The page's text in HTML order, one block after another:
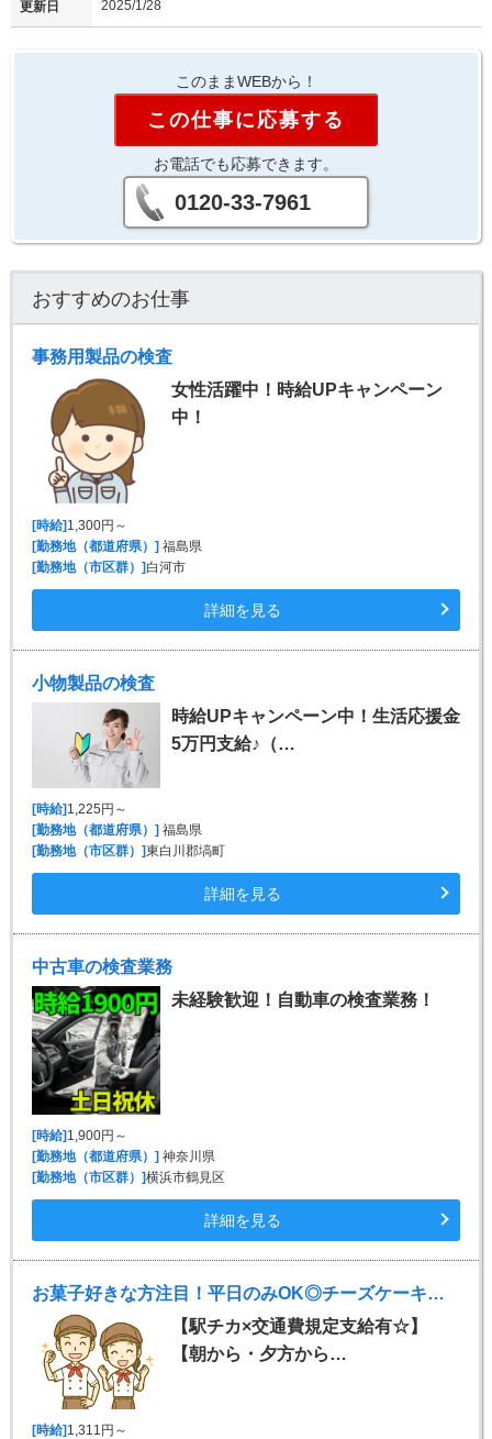
更新日 2025/1/28
このままWEBから！
この仕事に応募する
お電話でも応募できます。
0120-33-7961
おすすめのお仕事
事務用製品の検査
女性活躍中！時給UPキャンペーン
中！
[時給] 1,300円～
[勤務地（都道府県）] 福島県
[勤務地（市区群）] 白河市
詳細を見る
小物製品の検査
時給UPキャンペーン中！生活応援金
5万円支給♪（…
[時給] 1,225円～
[勤務地（都道府県）] 福島県
[勤務地（市区群）]東白川郡塙町
詳細を見る
中古車の検査業務
未経験歓迎！自動車の検査業務！
[時給] 1,900円～
[勤務地（都道府県）] 神奈川県
[勤務地（市区群）]横浜市鶴見区
詳細を見る
お菓子好きな方注目！平日のみOK◎チーズケーキ販売♪
【駅チカ×交通費規定支給有☆】
【朝から・夕方から…
[時給] 1,311円～